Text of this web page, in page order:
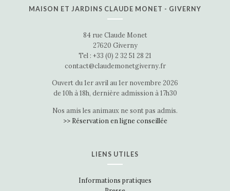
MAISON ET JARDINS CLAUDE MONET - GIVERNY
84 rue Claude Monet
27620 Giverny
Tel : +33 (0) 2 32 51 28 21
contact@claudemonetgiverny.fr
Ouvert du 1er avril au 1er novembre 2026
de 10h à 18h, dernière admission à 17h30
Nos amis les animaux ne sont pas admis.
>> Réservation en ligne conseillée
LIENS UTILES
Informations pratiques